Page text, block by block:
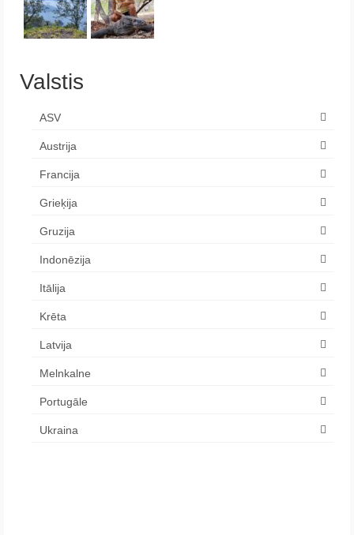
Valstis
ASV
Austrija
Francija
Grieķija
Gruzija
Indonēzija
Itālija
Krēta
Latvija
Melnkalne
Portugāle
Ukraina